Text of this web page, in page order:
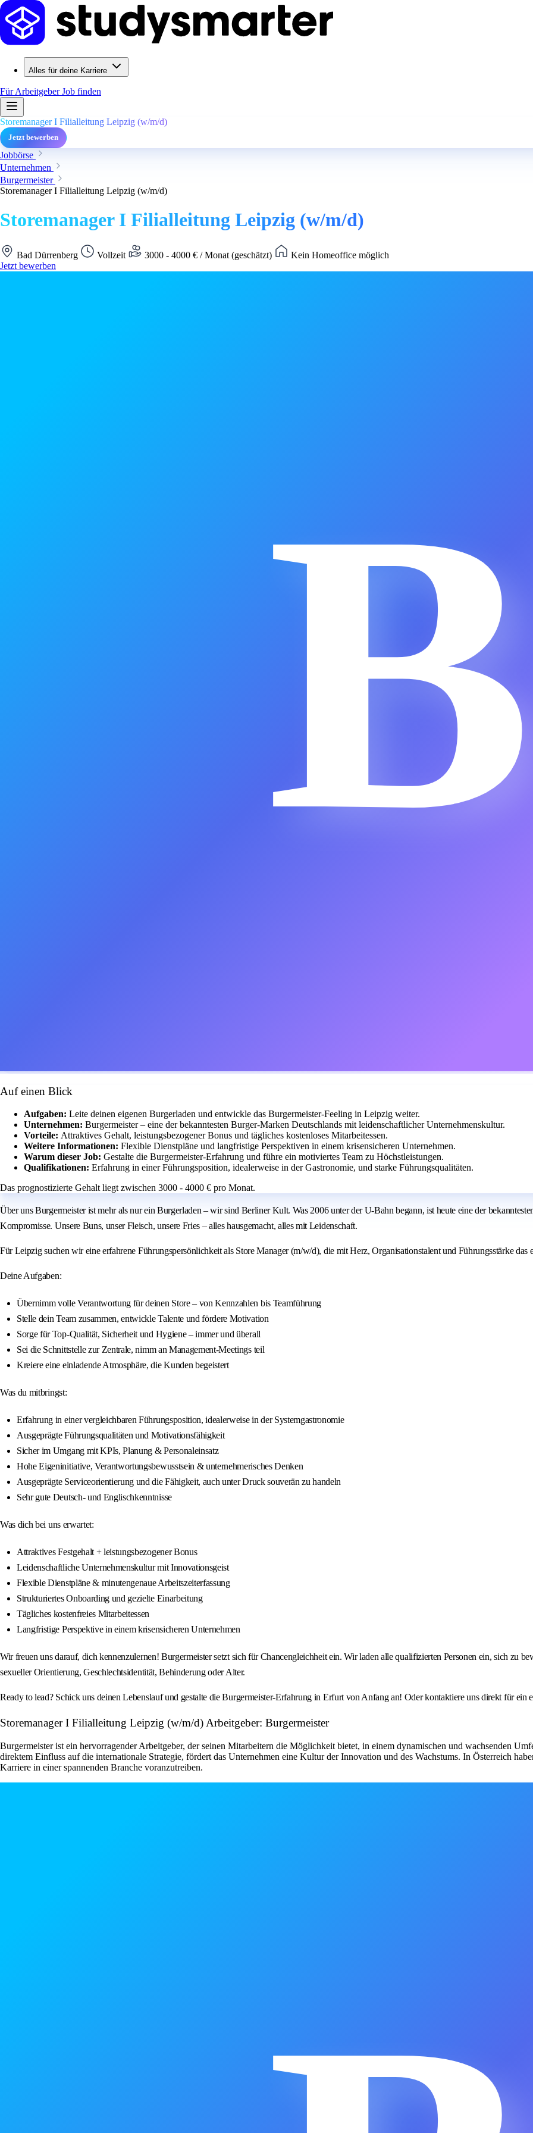
Alles für deine Karriere
Für ArbeitgeberJob finden
Storemanager I Filialleitung Leipzig (w/m/d)
Jetzt bewerben
Jobbörse
Unternehmen
Burgermeister
Storemanager I Filialleitung Leipzig (w/m/d)
Storemanager I Filialleitung Leipzig (w/m/d)
Bad Dürrenberg Vollzeit 3000 - 4000 € / Monat (geschätzt)
Kein Homeoffice möglich
Jetzt bewerben
B
Auf einen Blick
Aufgaben: Leite deinen eigenen Burgerladen und entwickle das Burgermeister-Feeling in Leipzig weiter.
Unternehmen: Burgermeister – eine der bekanntesten Burger-Marken Deutschlands mit leidenschaftlicher Unternehmenskultur.
Vorteile: Attraktives Gehalt, leistungsbezogener Bonus und tägliches kostenloses Mitarbeitessen.
Weitere Informationen: Flexible Dienstpläne und langfristige Perspektiven in einem krisensicheren Unternehmen.
Warum dieser Job: Gestalte die Burgermeister-Erfahrung und führe ein motiviertes Team zu Höchstleistungen.
Qualifikationen: Erfahrung in einer Führungsposition, idealerweise in der Gastronomie, und starke Führungsqualitäten.
Das prognostizierte Gehalt liegt zwischen 3000 - 4000 € pro Monat.
Über uns Burgermeister ist mehr als nur ein Burgerladen – wir sind Berliner Kult. Was 2006 unter der U-Bahn begann, ist heute eine der
Kompromisse. Unsere Buns, unser Fleisch, unsere Fries – alles hausgemacht, alles mit Leidenschaft.
Für Leipzig suchen wir eine erfahrene Führungspersönlichkeit als Store Manager (m/w/d), die mit Herz, Organisationstalent und Führungsstärke
Deine Aufgaben:
Übernimm volle Verantwortung für deinen Store – von Kennzahlen bis Teamführung
Stelle dein Team zusammen, entwickle Talente und fördere Motivation
Sorge für Top-Qualität, Sicherheit und Hygiene – immer und überall
Sei die Schnittstelle zur Zentrale, nimm an Management-Meetings teil
Kreiere eine einladende Atmosphäre, die Kunden begeistert
Was du mitbringst:
Erfahrung in einer vergleichbaren Führungsposition, idealerweise in der Systemgastronomie
Ausgeprägte Führungsqualitäten und Motivationsfähigkeit
Sicher im Umgang mit KPIs, Planung & Personaleinsatz
Hohe Eigeninitiative, Verantwortungsbewusstsein & unternehmerisches Denken
Ausgeprägte Serviceorientierung und die Fähigkeit, auch unter Druck souverän zu handeln
Sehr gute Deutsch- und Englischkenntnisse
Was dich bei uns erwartet:
Attraktives Festgehalt + leistungsbezogener Bonus
Leidenschaftliche Unternehmenskultur mit Innovationsgeist
Flexible Dienstpläne & minutengenaue Arbeitszeiterfassung
Strukturiertes Onboarding und gezielte Einarbeitung
Tägliches kostenfreies Mitarbeitessen
Langfristige Perspektive in einem krisensicheren Unternehmen
Wir freuen uns darauf, dich kennenzulernen! Burgermeister setzt sich für Chancengleichheit ein. Wir laden alle qualifizierten Personen ein, sich zu
sexueller Orientierung, Geschlechtsidentität, Behinderung oder Alter.
Ready to lead? Schick uns deinen Lebenslauf und gestalte die Burgermeister-Erfahrung in Erfurt von Anfang an! Oder kontaktiere uns direkt für ein
Storemanager I Filialleitung Leipzig (w/m/d) Arbeitgeber: Burgermeister
Burgermeister ist ein hervorragender Arbeitgeber, der seinen Mitarbeitern die Möglichkeit bietet, in einem dynamischen und wachsenden
direktem Einfluss auf die internationale Strategie, fördert das Unternehmen eine Kultur der Innovation und des Wachstums. In Österreich
Karriere in einer spannenden Branche voranzutreiben.